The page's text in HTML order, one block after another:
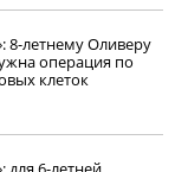
8-летнему Оливеру
операция по
клеток